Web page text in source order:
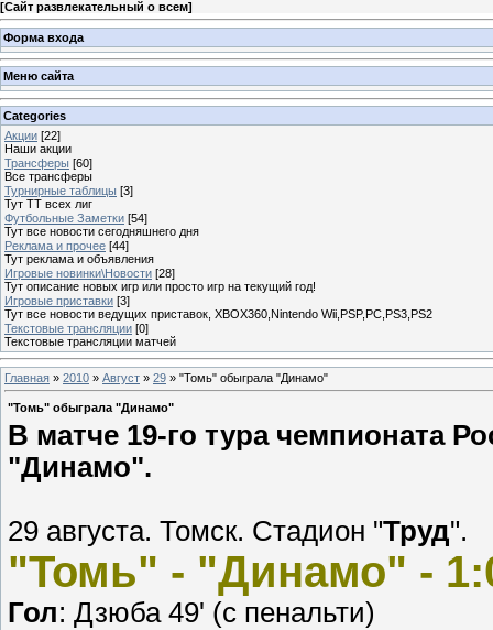
[Сайт развлекательный о всем]
Форма входа
Меню сайта
Categories
Акции [22]
Наши акции
Трансферы [60]
Все трансферы
Турнирные таблицы [3]
Тут ТТ всех лиг
Футбольные Заметки [54]
Тут все новости сегодняшнего дня
Реклама и прочее [44]
Тут реклама и объявления
Игровые новинки\Новости [28]
Тут описание новых игр или просто игр на текущий год!
Игровые приставки [3]
Тут все новости ведущих приставок, XBOX360,Nintendo Wii,PSP,PC,PS3,PS2
Текстовые трансляции [0]
Текстовые трансляции матчей
Главная » 2010 » Август » 29 » "Томь" обыграла "Динамо"
"Томь" обыграла "Динамо"
В матче 19-го тура чемпионата
"Динамо".
29 августа. Томск. Стадион "Труд".
"Томь" - "Динамо" -
Гол: Дзюба 49' (с пенальти)